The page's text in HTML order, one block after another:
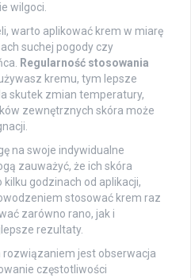
wilgoci.
warto aplikować krem w miarę
suchej pogody czy
Regularność stosowania
kremu, tym lepsze
skutek zmian temperatury,
zewnętrznych skóra może
na swoje indywidualne
zauważyć, że ich skóra
godzinach od aplikacji,
stosować krem raz
zarówno rano, jak i
rezultaty.
jest obserwacja
częstotliwości